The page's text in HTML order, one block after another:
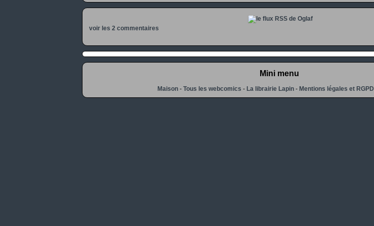
voir les 2 commentaires
Mini menu
Maison- Tous les webcomics - La librairie Lapin- Mentions légales et RGPD